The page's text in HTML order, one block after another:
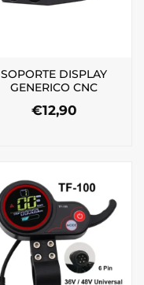
SOPORTE DISPLAY
GENERICO CNC
€12,90